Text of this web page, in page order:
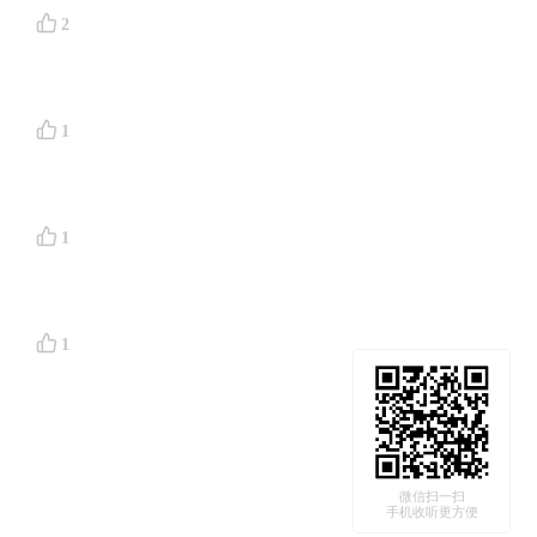
2
1
1
1
微信扫一扫
手机收听更方便